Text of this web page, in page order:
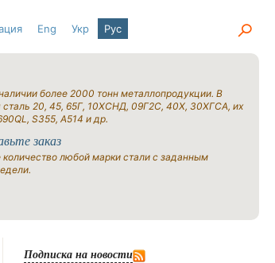
Eng Укр Рус
более 2000 тонн металлопродукции. В
сталь 20, 45, 65Г, 10ХСНД, 09Г2С, 40Х, 30ХГСА, их
S355, A514 и др.
заказ
любой марки стали с заданным
Подписка на новости